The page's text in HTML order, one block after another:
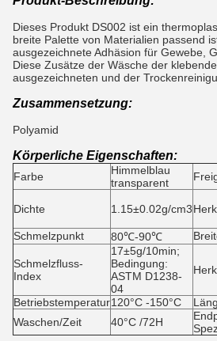
Dieses Produkt DS002 ist ein
breite Palette von Materialien passend
ausgezeichnete Adhäsion für Gewebe,
Diese Zusätze der Wäsche der
ausgezeichneten und der
Zusammensetzung:
Polyamid
Körperliche Eigenschaften:
Farbe
Himmelblau
transparent
Dichte 1.15±0.02g/cm3
Schmelzpunkt
80℃-90℃
Schmelzfluss-
Index
17±5g/10min;
Bedingung:
ASTM D1238-
04
Betriebstemperatur120°C -150°C
Waschen/Zeit
40°C /72H